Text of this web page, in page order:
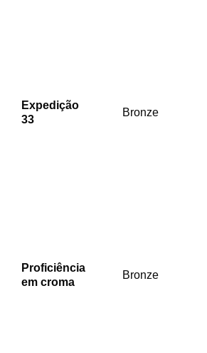
Expedição
33
Bronze
Proficiência
em croma
Bronze